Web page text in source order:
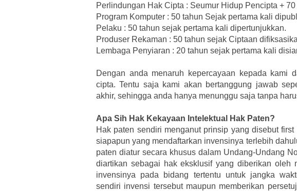
Perlindungan Hak Cipta : Seumur Hidup Pencipta + 70
Program Komputer : 50 tahun Sejak pertama kali
Pelaku : 50 tahun sejak pertama kali dipertunjukkan.
Produser Rekaman : 50 tahun sejak Ciptaan
Lembaga Penyiaran : 20 tahun sejak pertama kali
Dengan anda menaruh kepercayaan kepada kami
cipta. Tentu saja kami akan bertanggung jawab
akhir, sehingga anda hanya menunggu saja tanpa
Apa Sih Hak Kekayaan Intelektual Hak Paten?
Hak paten sendiri menganut prinsip yang disebut
siapapun yang mendaftarkan invensinya terlebih
paten diatur secara khusus dalam Undang-Undang
diartikan sebagai hak eksklusif yang diberikan oleh
invensinya pada bidang tertentu untuk jangka
sendiri invensi tersebut maupun memberikan